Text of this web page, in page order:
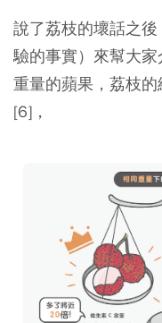
說了荔枝的壞話之
驗的事實）來幫大
重量的蘋果，荔枝
[6]，